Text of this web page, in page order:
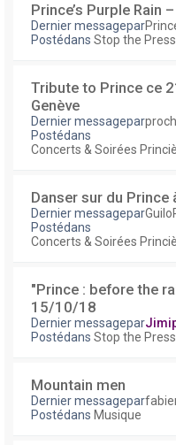
Prince’s Purple Rain
Dernier messagepar
Postédans Stop the
Tribute to Prince ce
Genève
Dernier messagepar
Postédans
Concerts & Soirées
Danser sur du Prince
Dernier messagepar
Postédans
Concerts & Soirées
"Prince : before the
15/10/18
Dernier messagepar
Postédans Stop the
Mountain men
Dernier messagepar
Postédans Musique